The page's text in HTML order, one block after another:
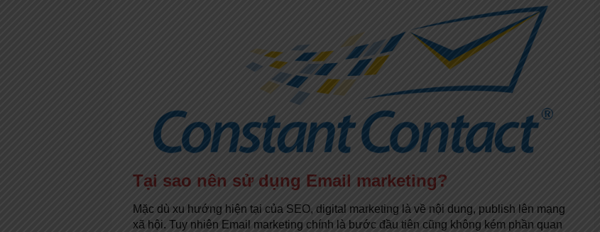
Tại sao nên sử dụng Email marketing?
Mặc dù xu hướng hiện tại của SEO, digital marketing là về nội dung, publish lên mạng
xã hội. Tuy nhiên Email marketing chính là bước đầu tiên cũng không kém phần quan